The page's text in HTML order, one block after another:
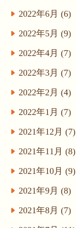
2022年6月 (6)
2022年5月 (9)
2022年4月 (7)
2022年3月 (7)
2022年2月 (4)
2022年1月 (7)
2021年12月 (7)
2021年11月 (8)
2021年10月 (9)
2021年9月 (8)
2021年8月 (7)